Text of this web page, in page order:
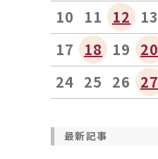
10
11 12 13
17
18 19 20
24 25 26 27
最新記事